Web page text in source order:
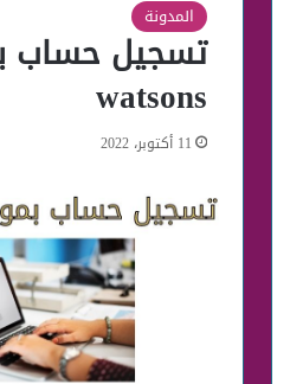
المدونة
تسجيل حساب
watsons
11 أكتوبر، 2022